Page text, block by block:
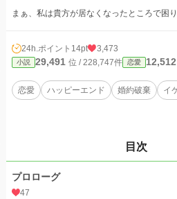
まぁ、私は貴方が居なくなったところで困
24h.ポイント 14pt 3,473
小説 29,491 位 / 228,747件 恋愛 12,512
恋愛 ハッピーエンド 婚約破棄 イ
目次
プロローグ
47